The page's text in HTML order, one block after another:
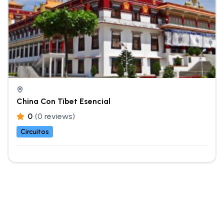
China Con Tíbet Esencial
0 (0 reviews)
Circuitos